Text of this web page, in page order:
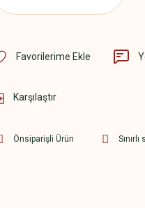
Karşılaştır
Önsiparişli Ürün Sınırlı